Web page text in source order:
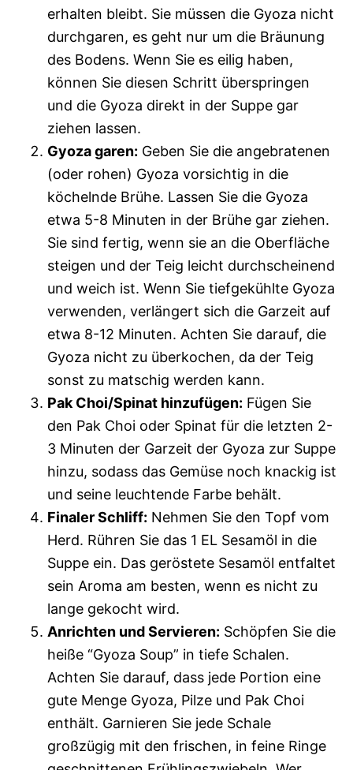
erhalten bleibt. Sie müssen die Gyoza nicht
durchgaren, es geht nur um die Bräunung
des Bodens. Wenn Sie es eilig haben,
können Sie diesen Schritt überspringen
und die Gyoza direkt in der Suppe gar
ziehen lassen.
Gyoza garen: Geben Sie die angebratenen
(oder rohen) Gyoza vorsichtig in die
köchelnde Brühe. Lassen Sie die Gyoza
etwa 5-8 Minuten in der Brühe gar ziehen.
Sie sind fertig, wenn sie an die Oberfläche
steigen und der Teig leicht durchscheinend
und weich ist. Wenn Sie tiefgekühlte Gyoza
verwenden, verlängert sich die Garzeit auf
etwa 8-12 Minuten. Achten Sie darauf, die
Gyoza nicht zu überkochen, da der Teig
sonst zu matschig werden kann.
Pak Choi/Spinat hinzufügen: Fügen Sie
den Pak Choi oder Spinat für die letzten 2-
3 Minuten der Garzeit der Gyoza zur Suppe
hinzu, sodass das Gemüse noch knackig ist
und seine leuchtende Farbe behält.
Finaler Schliff: Nehmen Sie den Topf vom
Herd. Rühren Sie das 1 EL Sesamöl in die
Suppe ein. Das geröstete Sesamöl entfaltet
sein Aroma am besten, wenn es nicht zu
lange gekocht wird.
Anrichten und Servieren: Schöpfen Sie die
heiße “Gyoza Soup” in tiefe Schalen.
Achten Sie darauf, dass jede Portion eine
gute Menge Gyoza, Pilze und Pak Choi
enthält. Garnieren Sie jede Schale
großzügig mit den frischen, in feine Ringe